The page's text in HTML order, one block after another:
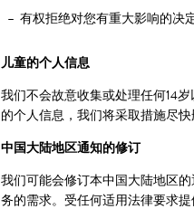
有权拒绝对您有重大影响的决
儿童的个人信息
我们不会故意收集或处理任何14岁
的个人信息，我们将采取措施尽
中国大陆地区通知的修订
我们可能会修订本中国大陆地区
务的需求。受任何适用法律要求